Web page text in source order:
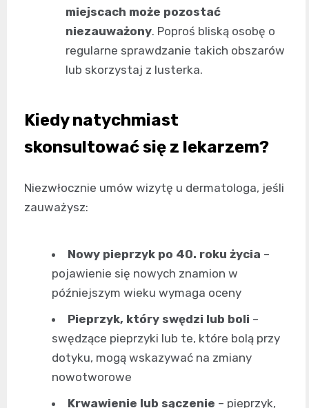
miejscach może pozostać
niezauważony. Poproś bliską osobę o
regularne sprawdzanie takich obszarów
lub skorzystaj z lusterka.
Kiedy natychmiast
skonsultować się z lekarzem?
Niezwłocznie umów wizytę u dermatologa, jeśli
zauważysz:
Nowy pieprzyk po 40. roku życia –
pojawienie się nowych znamion w
późniejszym wieku wymaga oceny
Pieprzyk, który swędzi lub boli –
swędzące pieprzyki lub te, które bolą przy
dotyku, mogą wskazywać na zmiany
nowotworowe
Krwawienie lub sączenie – pieprzyk,